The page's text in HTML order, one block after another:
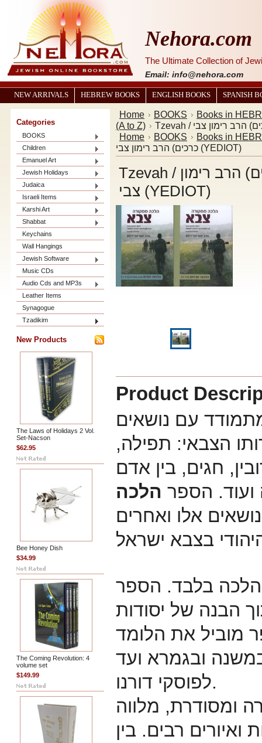
Nehora.com
The Ultimate Collection of
Email: info@nehora.com
NEW ARRIVALS HEBREW BOOKS ENGLISH BOOKS SPANISH
Categories
BOOKS
Children
Emanuel Art
Jewish Holidays
Judaica
Israeli Items
Karshi Art
Shabbat
Keychains
Wall Hangings
Jewish Software
Music CDs
Audio Cds and MP3s
Leather Items
Synagogue
Tzadikim
New Products
The Laws of Holidays 2 Vol.
Set-Nacson
$62.95
Bee Honey Dish
$34.99
The Coming Revolution: 4
volume set
$149.99
Home BOOKS
Books in
(A to Z)
Home
BOOKS
Books in
כרכים) הרב רימון צבי (YEDIOT)
Tzevah / הלכה ממקורה צבא (סט 2 כרכים) הרב רימון
צבי (YEDIOT)
Product
עם נושאים
הצבאי: תפילה,
חגים, בין אדם
ועוד. הספר הלכה
אלו ואחרים
הלכה בלבד. הספר
הבנה של יסודות
מוביל את הלומד
ובגמרא ועד
לפוסקי דורנו.
ומסודרת, מלווה
רבים. בין